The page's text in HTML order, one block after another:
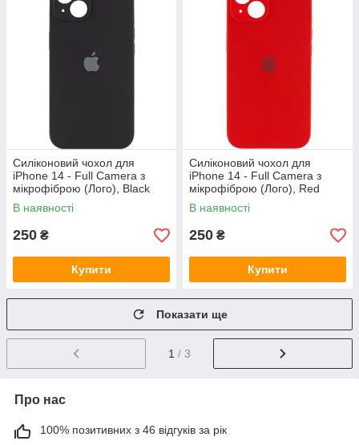
Силіконовий чохол для
iPhone 14 - Full Camera з
мікрофіброю (Лого), Black
В наявності
250 ₴
Купити
Силіконовий чохол для
iPhone 14 - Full Camera з
мікрофіброю (Лого), Red
В наявності
250 ₴
Купити
Показати ще
1 / 3
Про нас
100% позитивних з 46 відгуків за рік